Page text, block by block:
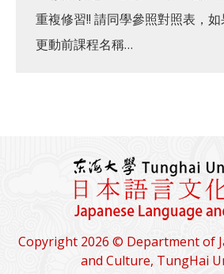
重複修習!! 請同學參照對照表，
更動前課程名稱…
Copyright 2026 © Department of
and Culture, TungHai